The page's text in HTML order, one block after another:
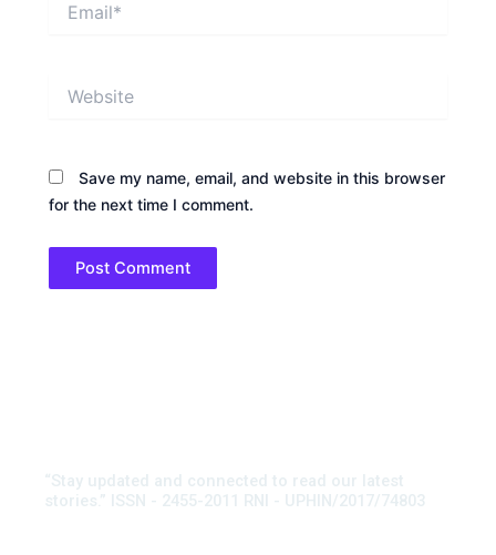
Save my name, email, and website in this browser
for the next time I comment.
“Stay updated and connected to read our latest
stories.” ISSN - 2455-2011 RNI - UPHIN/2017/74803